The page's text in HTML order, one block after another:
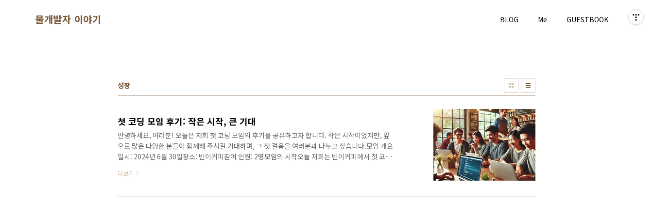
물개발자 이야기 BLOG Me GUESTBOOK
성장
첫 코딩 모임 후기: 작은 시작, 큰 기대
안녕하세요, 여러분! 오늘은 저희 첫 코딩 모임의 후기를 공유하고자 합니다. 작은 시작이었지만, 앞
으로 많은 다양한 분들이 함께해 주시길 기대하며, 그 첫 걸음을 여러분과 나누고 싶습니다.모임 개요
일시: 2024년 6월 30일장소: 빈이커피참여 인원: 2명모임의 시작오늘 저희는 빈이커피에서 첫 코딩
시간을 보낼 수 있었습니다.모임 내용이번 모임에서는 서로의 관심사와 목표를 공유하고, 앞으로의
관심사, 목표를 나누었습니다. 저는 웹 개발에 관심이 많고, 다른 분은 데이터 분석에 관심이 있었습니
더보기